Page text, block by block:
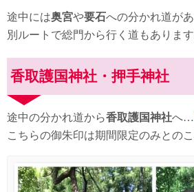
途中には奥宮や要石への分かれ道が
別ルートで総門から行く道もあります
香取護国神社・押手神社
途中の分かれ道から香取護国神社へ…
こちらの御朱印は期間限定のみとのこ